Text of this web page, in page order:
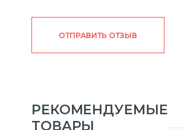
ОТПРАВИТЬ ОТЗЫВ
РЕКОМЕНДУЕМЫЕ
ТОВАРЫ